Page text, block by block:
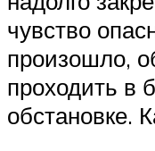
чувство
произошло,
проходить в
обстановке.